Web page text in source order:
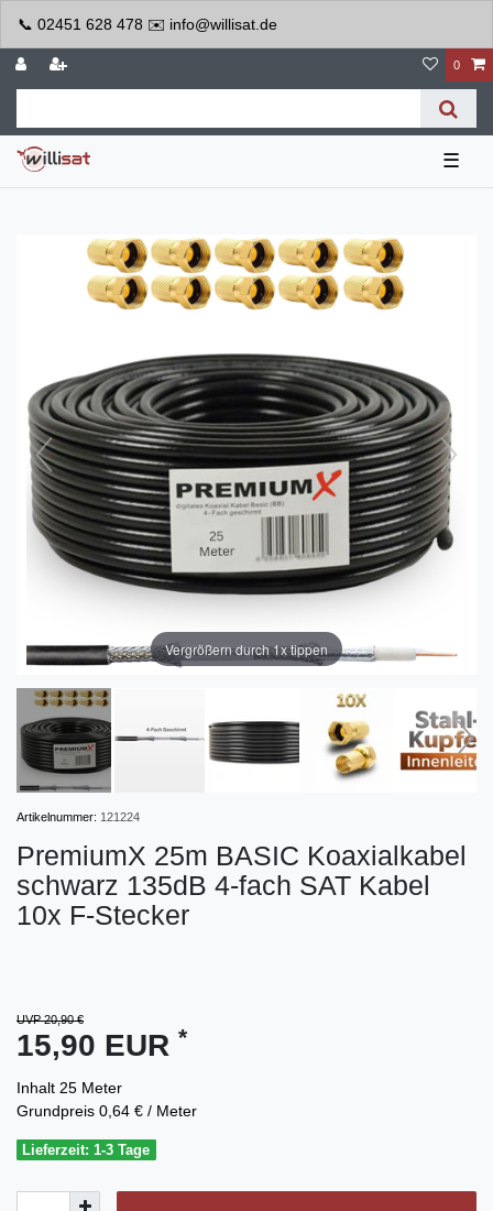
📞 02451 628 478 ✉️ info@willisat.de
0
☰
Vergrößern durch 1x tippen
Artikelnummer: 121224
PremiumX 25m BASIC Koaxialkabel
schwarz 135dB 4-fach SAT Kabel
10x F-Stecker
UVP 20,90 €
15,90 EUR *
Inhalt 25 Meter
Grundpreis 0,64 € / Meter
Lieferzeit: 1-3 Tage